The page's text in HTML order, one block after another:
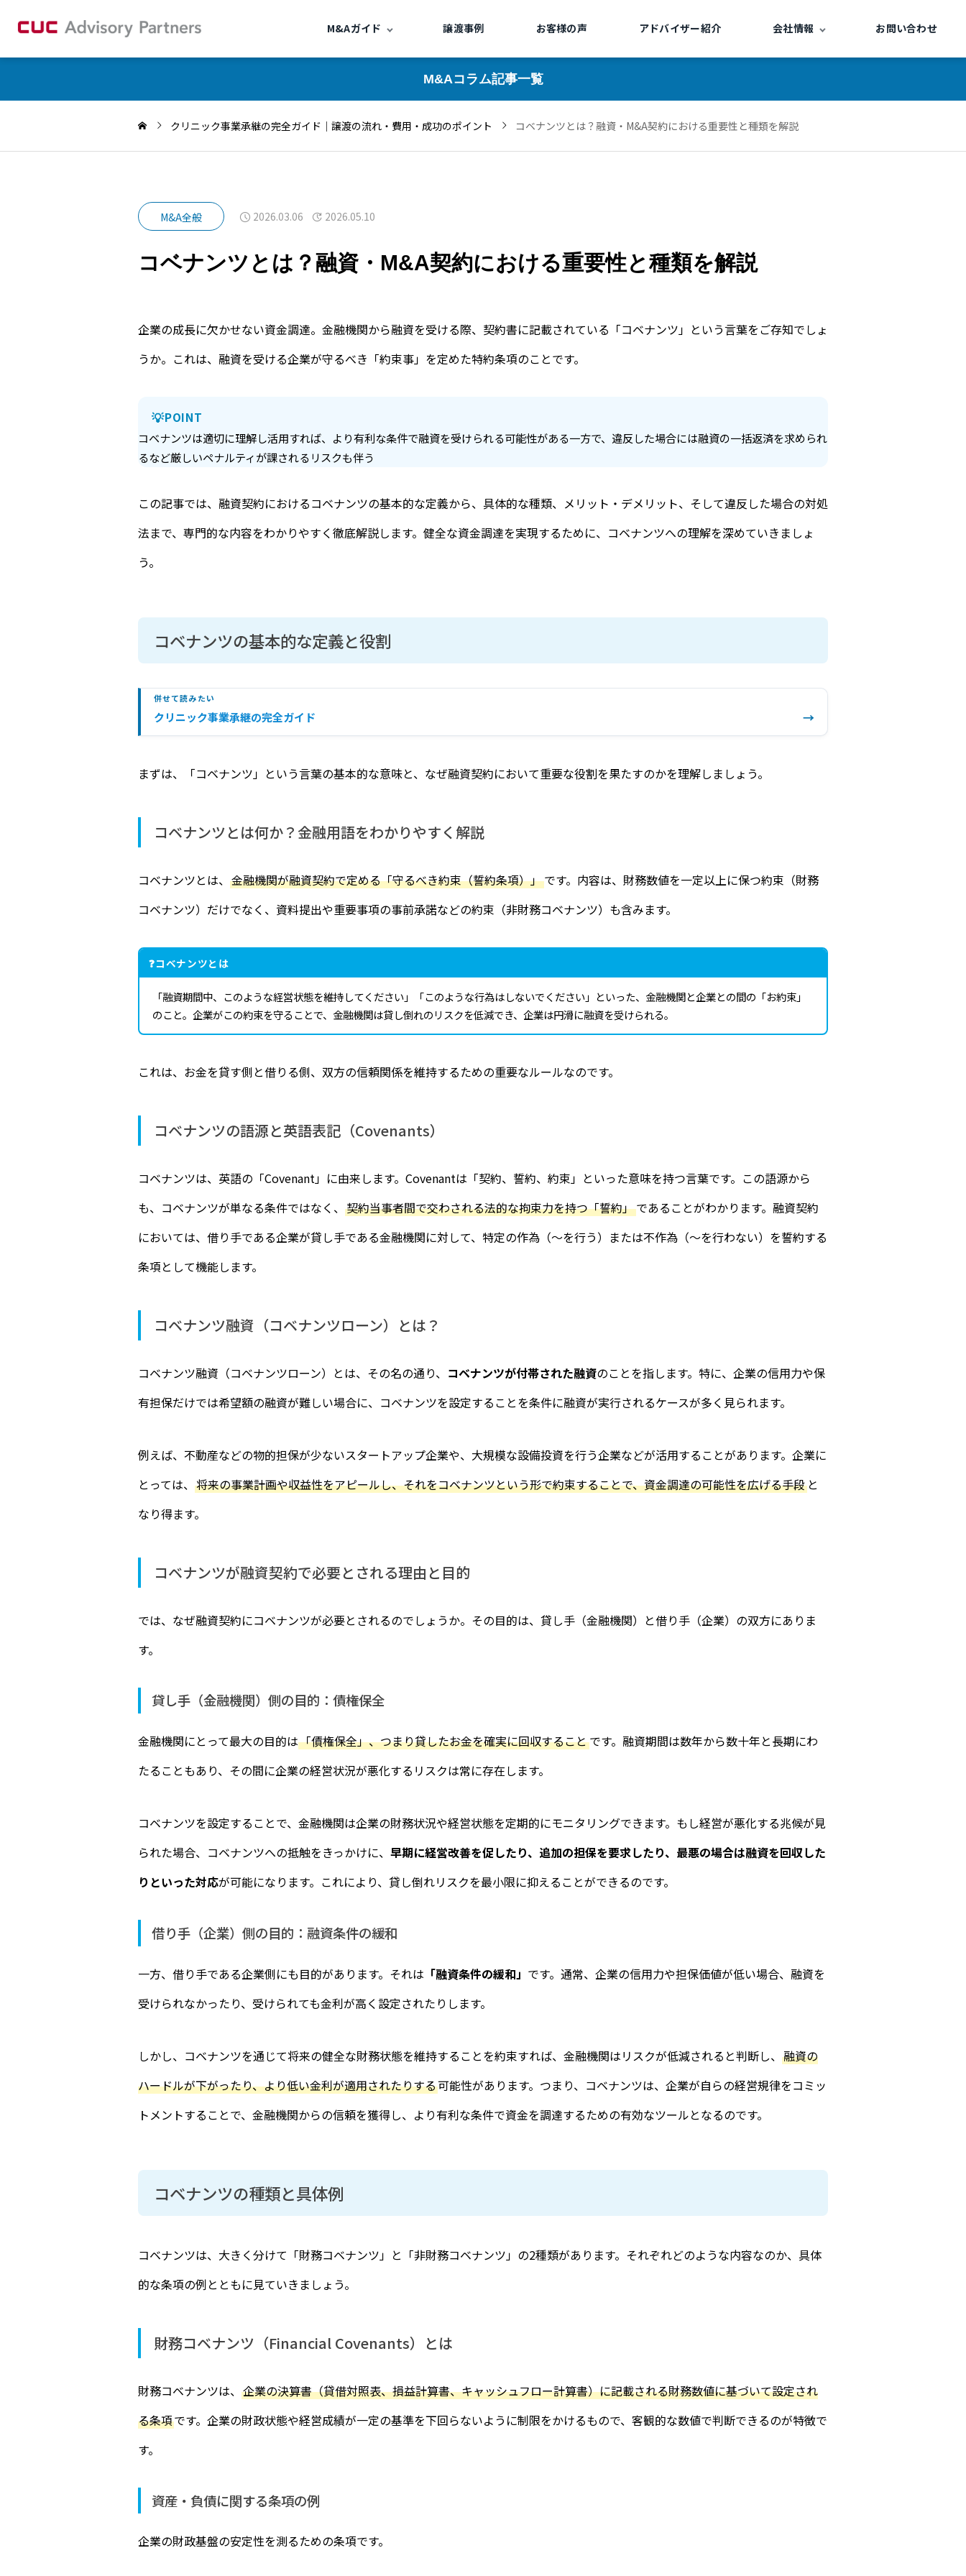
M&Aガイド 譲渡事例 お客様の声 アドバイザー紹介 会社情報 お問い合わせ
M&Aコラム記事一覧
クリニック事業承継の完全ガイド｜譲渡の流れ・費用・成功のポイント コベナンツとは？融資・M&A契約における重要性と種類を解説
M&A全般 2026.03.06 2026.05.10
コベナンツとは？融資・M&A契約における重要性と種類を解説
企業の成長に欠かせない資金調達。金融機関から融資を受ける際、契約書に記載されている「コベナンツ」という言葉をご存知でしょ
うか。これは、融資を受ける企業が守るべき「約束事」を定めた特約条項のことです。
POINT
コベナンツは適切に理解し活用すれば、より有利な条件で融資を受けられる可能性がある一方で、違反した場合には融資の一括返済を求められ
るなど厳しいペナルティが課されるリスクも伴う
この記事では、融資契約におけるコベナンツの基本的な定義から、具体的な種類、メリット・デメリット、そして違反した場合の対処
法まで、専門的な内容をわかりやすく徹底解説します。健全な資金調達を実現するために、コベナンツへの理解を深めていきましょ
う。
コベナンツの基本的な定義と役割
併せて読みたい
クリニック事業承継の完全ガイド →
まずは、「コベナンツ」という言葉の基本的な意味と、なぜ融資契約において重要な役割を果たすのかを理解しましょう。
コベナンツとは何か？金融用語をわかりやすく解説
コベナンツとは、 金融機関が融資契約で定める「守るべき約束（誓約条項）」です。内容は、財務数値を一定以上に保つ約束（財務
コベナンツ）だけでなく、資料提出や重要事項の事前承諾などの約束（非財務コベナンツ）も含みます。
コベナンツとは
「融資期間中、このような経営状態を維持してください」「このような行為はしないでください」といった、金融機関と企業との間の「お約束」
のこと。企業がこの約束を守ることで、金融機関は貸し倒れのリスクを低減でき、企業は円滑に融資を受けられる。
これは、お金を貸す側と借りる側、双方の信頼関係を維持するための重要なルールなのです。
コベナンツの語源と英語表記（Covenants）
コベナンツは、英語の「Covenant」に由来します。Covenantは「契約、誓約、約束」といった意味を持つ言葉です。この語源から
も、コベナンツが単なる条件ではなく、 契約当事者間で交わされる法的な拘束力を持つ「誓約」であることがわかります。融資契約
においては、借り手である企業が貸し手である金融機関に対して、特定の作為（～を行う）または不作為（～を行わない）を誓約する
条項として機能します。
コベナンツ融資（コベナンツローン）とは？
コベナンツ融資（コベナンツローン）とは、その名の通り、 コベナンツが付帯された融資のことを指します。特に、企業の信用力や保
有担保だけでは希望額の融資が難しい場合に、コベナンツを設定することを条件に融資が実行されるケースが多く見られます。
例えば、不動産などの物的担保が少ないスタートアップ企業や、大規模な設備投資を行う企業などが活用することがあります。企業に
とっては、 将来の事業計画や収益性をアピールし、それをコベナンツという形で約束することで、資金調達の可能性を広げる手段と
なり得ます。
コベナンツが融資契約で必要とされる理由と目的
では、なぜ融資契約にコベナンツが必要とされるのでしょうか。その目的は、貸し手（金融機関）と借り手（企業）の双方にありま
す。
貸し手（金融機関）側の目的：債権保全
金融機関にとって最大の目的は「債権保全」、つまり貸したお金を確実に回収することです。融資期間は数年から数十年と長期にわ
たることもあり、その間に企業の経営状況が悪化するリスクは常に存在します。
コベナンツを設定することで、金融機関は企業の財務状況や経営状態を定期的にモニタリングできます。もし経営が悪化する兆候が見
られた場合、コベナンツへの抵触をきっかけに、 早期に経営改善を促したり、追加の担保を要求したり、最悪の場合は融資を回収した
りといった対応が可能になります。これにより、貸し倒れリスクを最小限に抑えることができるのです。
借り手（企業）側の目的：融資条件の緩和
一方、借り手である企業側にも目的があります。それは 「融資条件の緩和」 です。通常、企業の信用力や担保価値が低い場合、融資を
受けられなかったり、受けられても金利が高く設定されたりします。
しかし、コベナンツを通じて将来の健全な財務状態を維持することを約束すれば、金融機関はリスクが低減されると判断し、 融資の
ハードルが下がったり、より低い金利が適用されたりする可能性があります。つまり、コベナンツは、企業が自らの経営規律をコミッ
トメントすることで、金融機関からの信頼を獲得し、より有利な条件で資金を調達するための有効なツールとなるのです。
コベナンツの種類と具体例
コベナンツは、大きく分けて「財務コベナンツ」と「非財務コベナンツ」の2種類があります。それぞれどのような内容なのか、具体
的な条項の例とともに見ていきましょう。
財務コベナンツ（Financial Covenants）とは
財務コベナンツは、 企業の決算書（貸借対照表、損益計算書、キャッシュフロー計算書）に記載される財務数値に基づいて設定され
る条項です。企業の財政状態や経営成績が一定の基準を下回らないように制限をかけるもので、客観的な数値で判断できるのが特徴で
す。
資産・負債に関する条項の例
企業の財政基盤の安定性を測るための条項です。